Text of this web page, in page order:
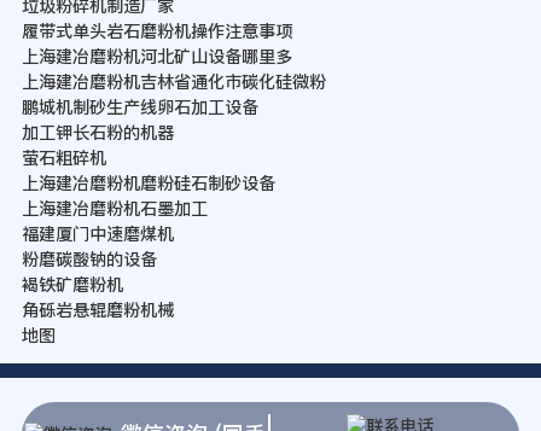
垃圾粉碎机制造厂家
履带式单头岩石磨粉机操作注意事项
上海建冶磨粉机河北矿山设备哪里多
上海建冶磨粉机吉林省通化市碳化硅微粉
鹏城机制砂生产线卵石加工设备
加工钾长石粉的机器
萤石粗碎机
上海建冶磨粉机磨粉硅石制砂设备
上海建冶磨粉机石墨加工
福建厦门中速磨煤机
粉磨碳酸钠的设备
褐铁矿磨粉机
角砾岩悬辊磨粉机械
地图